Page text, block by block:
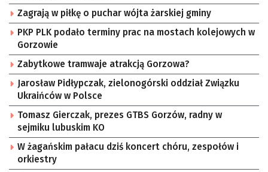
Zagrają w piłkę o puchar wójta żarskiej gminy
PKP PLK podało terminy prac na mostach kolejowych w
Gorzowie
Zabytkowe tramwaje atrakcją Gorzowa?
Jarosław Pidłypczak, zielonogórski oddział Związku
Ukraińców w Polsce
Tomasz Gierczak, prezes GTBS Gorzów, radny w
sejmiku lubuskim KO
W żagańskim pałacu dziś koncert chóru, zespołów i
orkiestry